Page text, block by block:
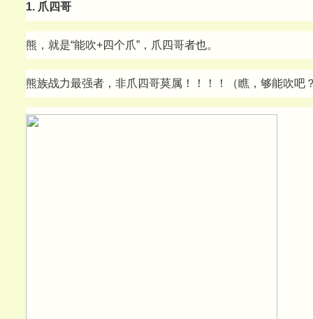
1. 爪四哥
熊，就是“能吹+四个爪”，爪四哥者也。
熊族战力最强者，非爪四哥莫属！！！！（瞧，够能吹吧